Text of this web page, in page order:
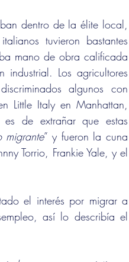
dentro de la élite local,
tuvieron bastantes
mano de obra calificada
Los agricultores
algunos con
Little Italy en Manhattan,
de extrañar que estas
” y fueron la cuna
Torrio, Frankie Yale, y el
el interés por migrar a